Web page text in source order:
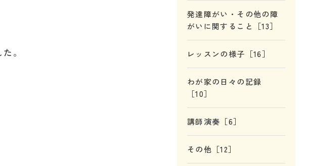
。
発達障がい・その他の障
がいに関すること［13］
レッスンの様子［16］
わが家の日々の記録
［10］
講師演奏［6］
その他［12］